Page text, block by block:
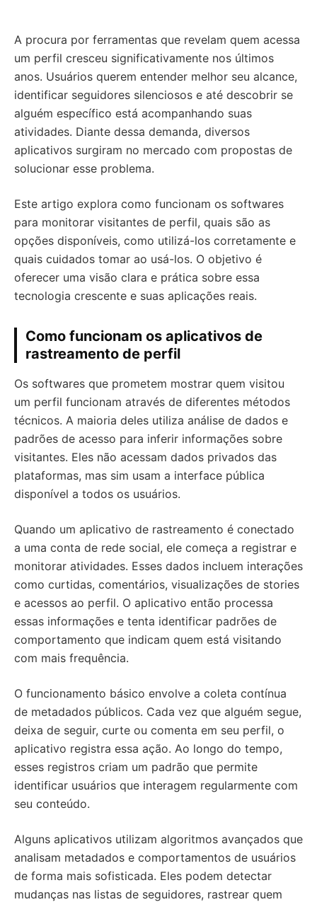
A procura por ferramentas que revelam quem acessa
um perfil cresceu significativamente nos últimos
anos. Usuários querem entender melhor seu alcance,
identificar seguidores silenciosos e até descobrir se
alguém específico está acompanhando suas
atividades. Diante dessa demanda, diversos
aplicativos surgiram no mercado com propostas de
solucionar esse problema.
Este artigo explora como funcionam os softwares
para monitorar visitantes de perfil, quais são as
opções disponíveis, como utilizá-los corretamente e
quais cuidados tomar ao usá-los. O objetivo é
oferecer uma visão clara e prática sobre essa
tecnologia crescente e suas aplicações reais.
Como funcionam os aplicativos de
rastreamento de perfil
Os softwares que prometem mostrar quem visitou
um perfil funcionam através de diferentes métodos
técnicos. A maioria deles utiliza análise de dados e
padrões de acesso para inferir informações sobre
visitantes. Eles não acessam dados privados das
plataformas, mas sim usam a interface pública
disponível a todos os usuários.
Quando um aplicativo de rastreamento é conectado
a uma conta de rede social, ele começa a registrar e
monitorar atividades. Esses dados incluem interações
como curtidas, comentários, visualizações de stories
e acessos ao perfil. O aplicativo então processa
essas informações e tenta identificar padrões de
comportamento que indicam quem está visitando
com mais frequência.
O funcionamento básico envolve a coleta contínua
de metadados públicos. Cada vez que alguém segue,
deixa de seguir, curte ou comenta em seu perfil, o
aplicativo registra essa ação. Ao longo do tempo,
esses registros criam um padrão que permite
identificar usuários que interagem regularmente com
seu conteúdo.
Alguns aplicativos utilizam algoritmos avançados que
analisam metadados e comportamentos de usuários
de forma mais sofisticada. Eles podem detectar
mudanças nas listas de seguidores, rastrear quem